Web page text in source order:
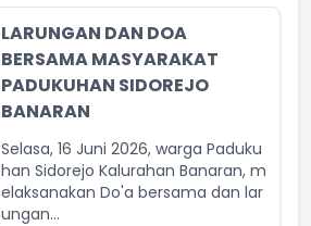
LARUNGAN DAN DOA
BERSAMA MASYARAKAT
PADUKUHAN SIDOREJO
BANARAN
Selasa, 16 Juni 2026, warga Paduku
han Sidorejo Kalurahan Banaran, m
elaksanakan Do'a bersama dan lar
ungan...